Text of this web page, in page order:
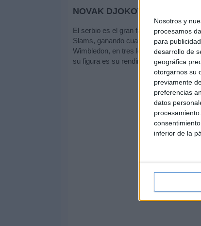
Nosotros y
procesamos
para
desarrollo de
geográfica
otorgarnos su
previamente
preferencias
datos
inferior de la
NOVAK DJOKOVIC [1]
El serbio es el gran favorito para la
Slams, ganando cuatro de los cinco
Wimbledon, en tres levantó también el
su figura es su rendimiento en